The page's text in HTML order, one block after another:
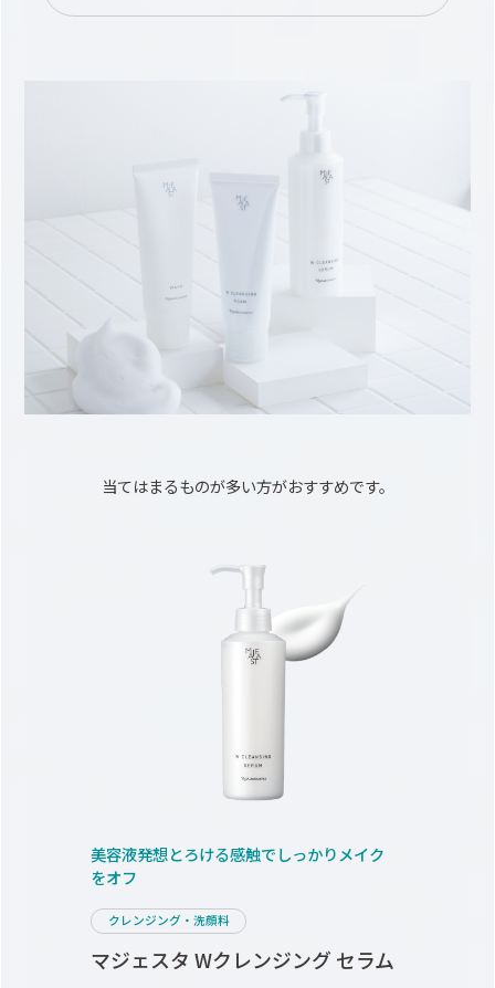
当てはまるものが多い方がおすすめです。
美容液発想とろける感触でしっかりメイク
をオフ
クレンジング・洗顔料
マジェスタ Wクレンジング セラム